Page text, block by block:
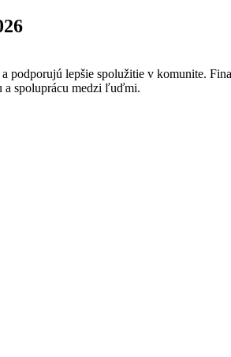
lepšie spolužitie v komunite.
a spoluprácu medzi ľuďmi.